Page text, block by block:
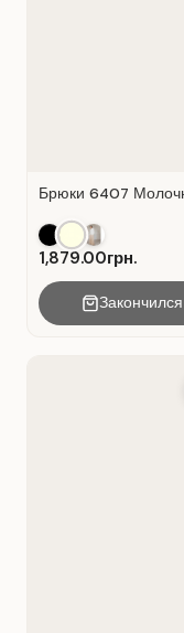
Брюки 6407
1,879.00грн.
Закончился